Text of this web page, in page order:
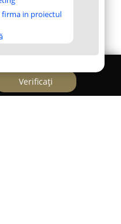
firma in proiectul
Verificați